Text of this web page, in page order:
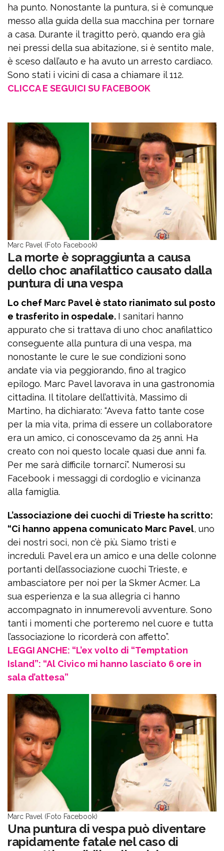
ha punto. Nonostante la puntura, si è comunque
messo alla guida della sua macchina per tornare
a casa. Durante il tragitto però, quando era già
nei pressi della sua abitazione, si è sentito male,
è sceso dall’auto e ha avuto un arresto cardiaco.
Sono stati i vicini di casa a chiamare il 112.
CLICCA E SEGUICI SU FACEBOOK
Marc Pavel (Foto Facebook)
La morte è sopraggiunta a causa
dello choc anafilattico causato dalla
puntura di una vespa
Lo chef Marc Pavel è stato rianimato sul posto
e trasferito in ospedale. I sanitari hanno
appurato che si trattava di uno choc anafilattico
conseguente alla puntura di una vespa, ma
nonostante le cure le sue condizioni sono
andate via via peggiorando, fino al tragico
epilogo. Marc Pavel lavorava in una gastronomia
cittadina. Il titolare dell’attività, Massimo di
Martino, ha dichiarato: “Aveva fatto tante cose
per la mia vita, prima di essere un collaboratore
era un amico, ci conoscevamo da 25 anni. Ha
creato con noi questo locale quasi due anni fa.
Per me sarà difficile tornarci”. Numerosi su
Facebook i messaggi di cordoglio e vicinanza
alla famiglia.
L’associazione dei cuochi di Trieste ha scritto:
“Ci hanno appena comunicato Marc Pavel, uno
dei nostri soci, non c’è più. Siamo tristi e
increduli. Pavel era un amico e una delle colonne
portanti dell’associazione cuochi Trieste, e
ambasciatore per noi per la Skmer Acmer. La
sua esperienza e la sua allegria ci hanno
accompagnato in innumerevoli avventure. Sono
tanti i momenti che porteremo nel cuore e tutta
l’associazione lo ricorderà con affetto”.
LEGGI ANCHE: “L’ex volto di “Temptation
Island”: “Al Civico mi hanno lasciato 6 ore in
sala d’attesa”
Marc Pavel (Foto Facebook)
Una puntura di vespa può diventare
rapidamente fatale nel caso di